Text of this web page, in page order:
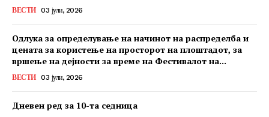
ВЕСТИ 03 јули, 2026
Одлука за определување на начинот на распределба и
цената за користење на просторот на плоштадот, за
вршење на дејности за време на Фестивалот на...
ВЕСТИ 03 јули, 2026
Дневен ред за 10-та седница